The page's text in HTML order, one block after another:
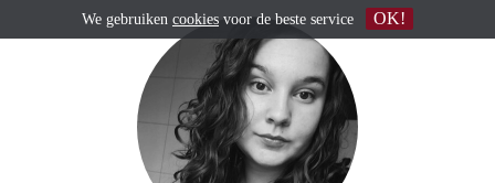
We gebruiken cookies voor de beste service OK!